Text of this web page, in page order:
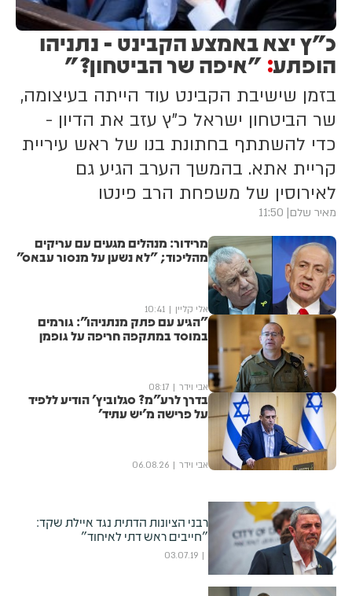
כ"ץ יצא באמצע הקבינט - נתניהו
הופתע: "איפה שר הביטחון?"
בזמן שישיבת הקבינט עוד הייתה בעיצומה,
שר הביטחון ישראל כ"ץ עזב את הדיון -
כדי להשתתף בחתונת בנו של ראש עיריית
קריית אתא. בהמשך הערב הגיע גם
לאירוסין של משפחת הרב פינטו
מאיר שלם 11:50
מרידור: מנהלים מגעים עם עריקים
מהליכוד; "לא נשען על מנסור עבאס"
אלי קליין 10:41
"הגיע עם פתק מנתניהו": גורמים
במוסד במתקפה חריפה על גופמן
אבי וידר 08:17
בדרך לרע"מ? סגלוביץ' הודיע ללפיד
על פרישה מ'יש עתיד'
אבי וידר 06.08.26
רבני הציונות הדתית נגד איילת שקד:
"חייבים ראש דתי לאיחוד"
03.07.19